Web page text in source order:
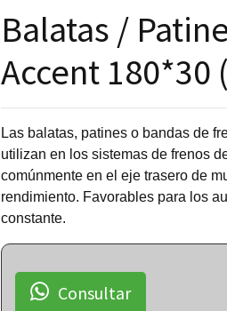
Balatas /
Accent 180*30
Las balatas, patines o bandas de
utilizan en los sistemas de frenos
comúnmente en el eje trasero de
rendimiento. Favorables para los
constante.
Consultar